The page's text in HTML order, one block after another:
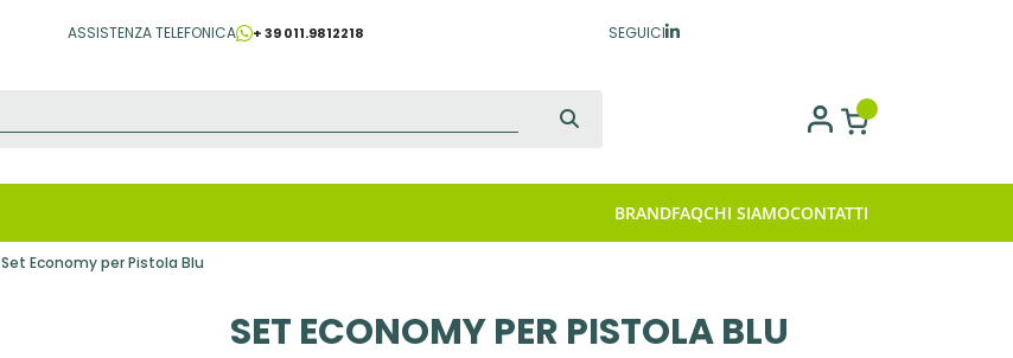
ASSISTENZA TELEFONICA + 39 011.9812218 SEGUICI
BRANDFAQCHI SIAMOCONTATTI
Set Economy per Pistola Blu
SET ECONOMY PER PISTOLA BLU